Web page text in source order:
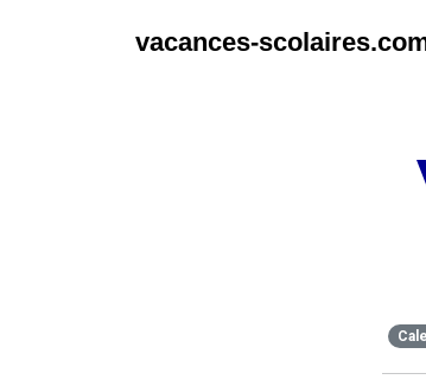
vacances-